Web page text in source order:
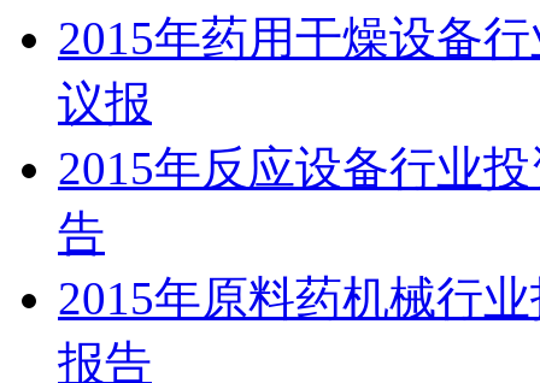
2015年药用干燥设备
议报
2015年反应设备行业
告
2015年原料药机械行
报告